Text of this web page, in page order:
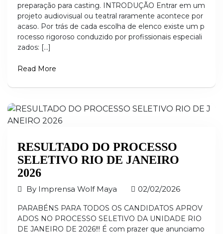
preparação para casting. INTRODUÇÃO Entrar em um
projeto audiovisual ou teatral raramente acontece por
acaso. Por trás de cada escolha de elenco existe um p
rocesso rigoroso conduzido por profissionais especiali
zados: […]
Read More
RESULTADO DO PROCESSO
SELETIVO RIO DE JANEIRO
2026
By Imprensa Wolf Maya 02/02/2026
PARABÉNS PARA TODOS OS CANDIDATOS APROV
ADOS NO PROCESSO SELETIVO DA UNIDADE RIO
DE JANEIRO DE 2026!!! É com prazer que anunciamo